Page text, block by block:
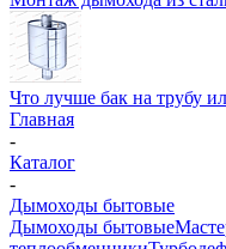
Что лучше бак на трубу
Главная
-
Каталог
-
Дымоходы бытовые
Дымоходы бытовые